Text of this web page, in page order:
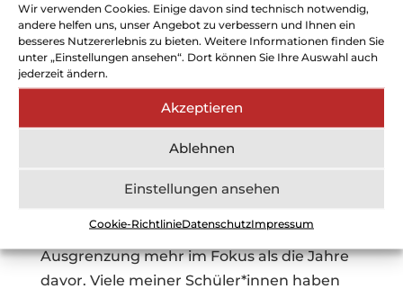
Wir verwenden Cookies. Einige davon sind technisch notwendig,
andere helfen uns, unser Angebot zu verbessern und Ihnen ein
besseres Nutzererlebnis zu bieten. Weitere Informationen finden Sie
unter „Einstellungen ansehen“. Dort können Sie Ihre Auswahl auch
jederzeit ändern.
Akzeptieren
Ablehnen
Einstellungen ansehen
Cookie-RichtlinieDatenschutzImpressum
schwierigen Themen sowie Texten
auseinandergesetzt wie beispielsweise mit
dem präsidentiellen Regierungssystem
mir, dass Politik mehr in den Fokus der
Schüler*innen rückt als die Jahre zuvor.
Insgesamt standen Probleme wie Krieg,
Flucht, aber auch gesellschaftliche
Ausgrenzung mehr im Fokus als die Jahre
davor. Viele meiner Schüler*innen haben